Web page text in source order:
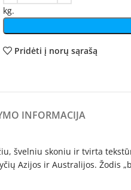
kg.
Pridėti į norų sąrašą
INFORMACIJA
švelniu skoniu ir tvirta
Azijos ir Australijos. Žodis